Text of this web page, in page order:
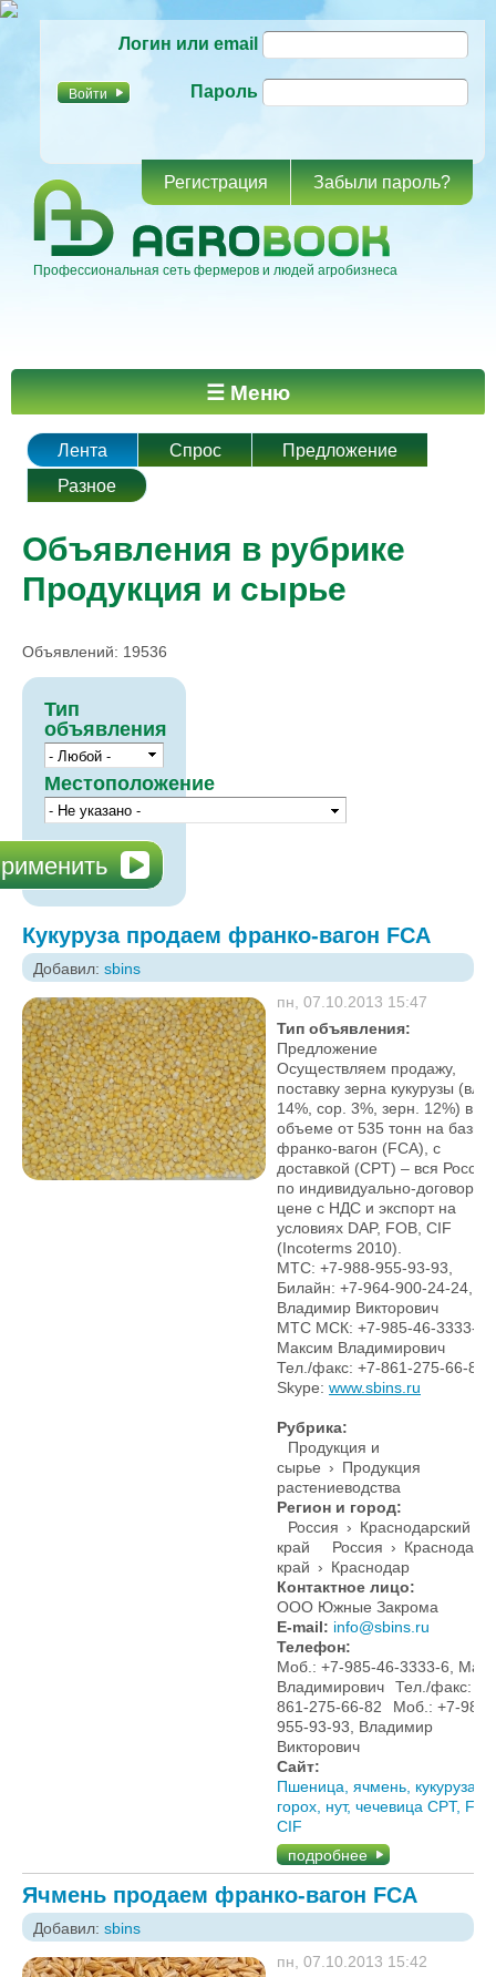
основному
Логин или email
Пароль
Регистрация Забыли пароль?
Профессиональная сеть фермеров и людей агробизнеса
Главное меню ☰ Меню
Лента Спрос
Предложение
Разное
Объявления в рубрике
Продукция и сырье
Объявлений: 19536
Тип
объявления
Местоположение
Кукуруза продаем франко-вагон FCA
Добавил: sbins
пн, 07.10.2013 15:47
Тип объявления:
Предложение
Осуществляем продажу,
поставку зерна кукурузы (вл.
14%, сор. 3%, зерн. 12%) в
объеме от 535 тонн на
франко-вагон (FCA), с
доставкой (CPT) – вся Россия
по индивидуально-
цене с НДС и экспорт на
условиях DAP, FOB, СIF
(Incoterms 2010).
МТС: +7-988-955-93-93,
Билайн: +7-964-900-24-24,
Владимир Викторович
МТС МСК: +7-985-46-3333-6,
Максим Владимирович
Тел./факс: +7-861-275-66-82
Skype: www.sbins.ru
Рубрика:
Продукция и
сырье › Продукция
растениеводства
Регион и город:
Россия › Краснодарский
край
Россия ›
край › Краснодар
Контактное лицо:
ООО Южные Закрома
E-mail: info@sbins.ru
Телефон:
Моб.: +7-985-46-3333-6,
Владимирович
Тел./факс:
861-275-66-82
Моб.: +7-988-
955-93-93, Владимир
Викторович
Сайт:
Пшеница, ячмень, кукуруза,
горох, нут, чечевица CPT,
CIF
подробнее
Ячмень продаем франко-вагон FCA
Добавил: sbins
пн, 07.10.2013 15:42